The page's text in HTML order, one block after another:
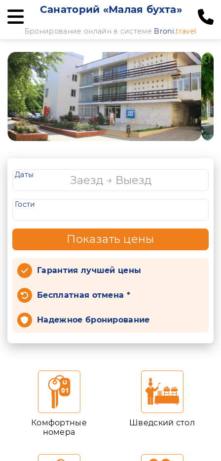
Санаторий «Малая бухта»
Бронирование онлайн в системе Broni.travel
Даты
Гости
Показать цены
Гарантия лучшей цены
Бесплатная отмена *
Надежное бронирование
Комфортные
номера
Шведский стол